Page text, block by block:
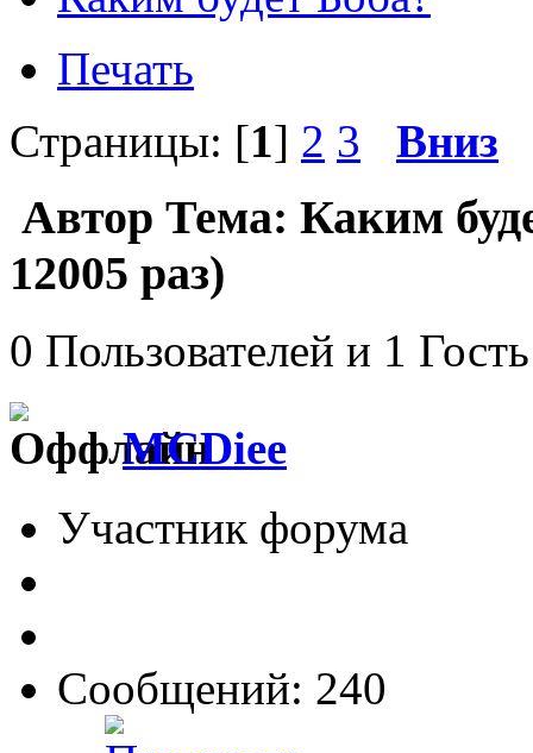
Печать
Страницы: [1] 2 3 Вниз
Автор Тема: Каким
12005 раз)
0 Пользователей и 1
MCDiee
Участник форума
Сообщений: 240